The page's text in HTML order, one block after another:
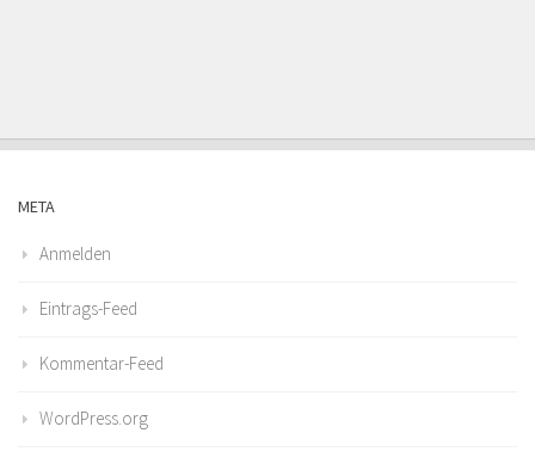
META
Anmelden
Eintrags-Feed
Kommentar-Feed
WordPress.org